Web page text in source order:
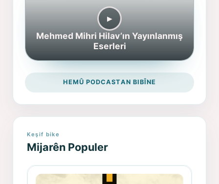
▶︎
Mehmed Mihri Hilav’ın Yayınlanmış
Eserleri
HEMÛ PODCASTAN BIBÎNE
Keşif bike
Mijarên Populer